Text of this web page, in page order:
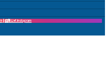
採用公式Instagram